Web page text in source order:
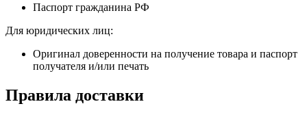
Паспорт гражданина РФ
Для юридических лиц:
Оригинал доверенности на получение товара и паспорт
получателя и/или печать
Правила доставки